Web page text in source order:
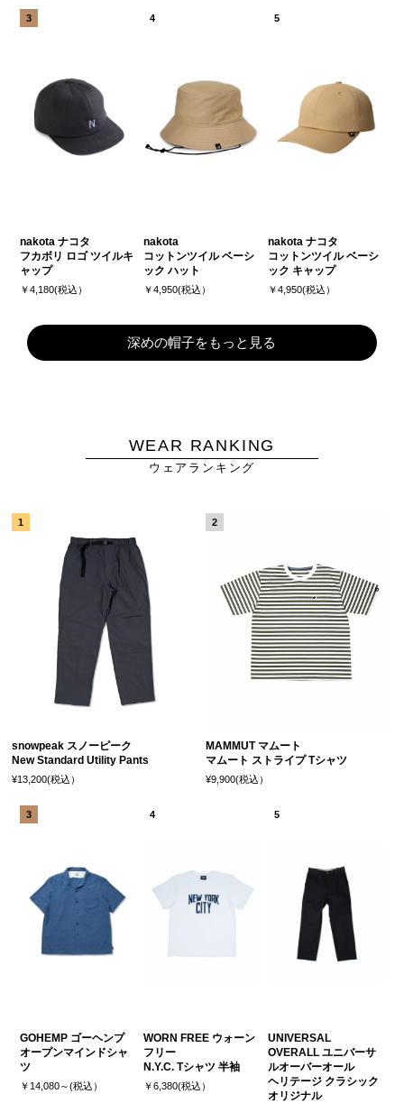
nakota ナコタ
フカボリ ロゴ ツイルキ
ャップ
￥4,180(税込）
nakota
コットンツイル ベーシ
ック ハット
￥4,950(税込）
nakota ナコタ
コットンツイル ベーシ
ック キャップ
￥4,950(税込）
深めの帽子をもっと見る
WEAR RANKING
ウェアランキング
snowpeak スノーピーク
New Standard Utility Pants
¥13,200(税込）
MAMMUT マムート
マムート ストライプ Tシャツ
¥9,900(税込）
GOHEMP ゴーヘンプ
オープンマインドシャ
ツ
￥14,080～(税込）
WORN FREE ウォーン
フリー
N.Y.C. Tシャツ 半袖
￥6,380(税込）
UNIVERSAL
OVERALL ユニバーサ
ルオーバーオール
ヘリテージ クラシック
オリジナル